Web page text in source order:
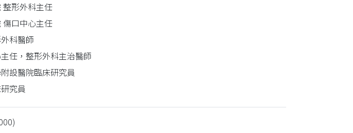
整形外科主任
傷口中心主任
科醫師
任，整形外科主治醫師
設醫院臨床研究員
究員